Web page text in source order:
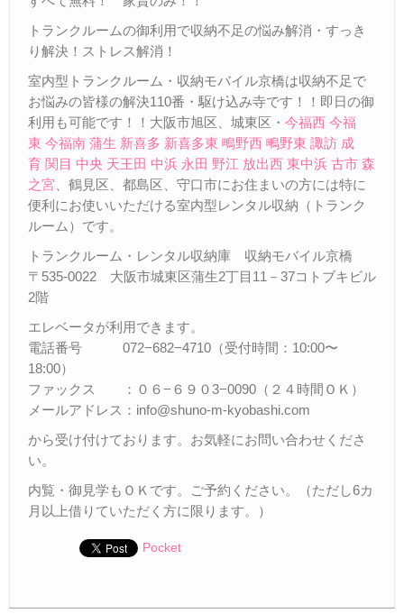
トランクルームの御利用で収納不足の悩み解消・すっき
り解決！ストレス解消！
室内型トランクルーム・収納モバイル京橋は収納不足で
お悩みの皆様の解決110番・駆け込み寺です！！即日の御
利用も可能です！！大阪市旭区、城東区・ 今福西 今福
東 今福南 蒲生 新喜多 新喜多東 鴫野西 鴫野東 諏訪 成
育 関目 中央 天王田 中浜 永田 野江 放出西 東中浜 古市 森
之宮 、鶴見区、都島区、守口市にお住まいの方には特に
便利にお使いいただける室内型レンタル収納（トランク
ルーム）です。
トランクルーム・レンタル収納庫 収納モバイル京橋
〒535-0022 大阪市城東区蒲生2丁目11－37コトブキビル
2階
エレベータが利用できます。
電話番号 072−682−4710（受付時間：10:00〜
18:00）
ファックス ：０６−６９０3−0090（２４時間ＯＫ）
メールアドレス：info@shuno-m-kyobashi.com
から受け付けております。お気軽にお問い合わせくださ
い。
内覧・御見学もＯＫです。ご予約ください。（ただし6カ
月以上借りていただく方に限ります。）
Pocket